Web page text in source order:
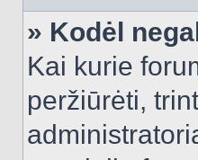
» Kodėl
Kai kurie
peržiūrėti,